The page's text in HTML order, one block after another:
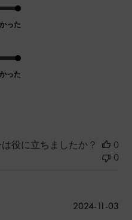
った
った
役に立ちましたか？
0
0
公
2024-11-03